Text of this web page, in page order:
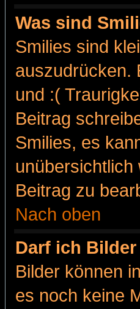
Was sind
Smilies sind
auszudrücken.
und :(
Beitrag
Smilies, es
Beitrag zu
Nach oben
Darf ich
Bilder können
es noch keine